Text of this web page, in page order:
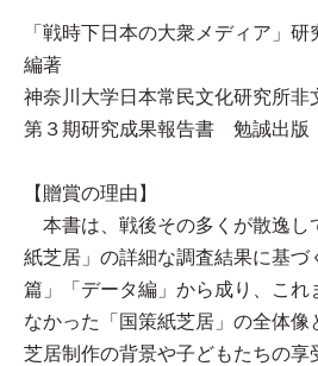
「戦時下日本の大衆メディア」
編著
神奈川大学日本常民文化研究所非
第３期研究成果報告書 勉誠出
【贈賞の理由】
本書は、戦後その多くが散逸し
紙芝居」の詳細な調査結果に基づ
篇」「データ編」から成り、これ
なかった「国策紙芝居」の全体像
芝居制作の背景や子どもたちの享